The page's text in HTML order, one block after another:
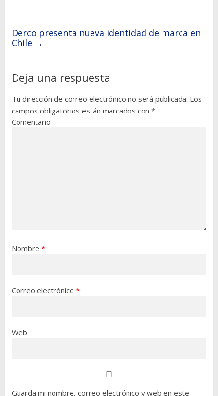
Derco presenta nueva identidad de marca en
Chile →
Deja una respuesta
Tu dirección de correo electrónico no será publicada. Los
campos obligatorios están marcados con *
Comentario
Nombre *
Correo electrónico *
Web
Guarda mi nombre, correo electrónico y web en este